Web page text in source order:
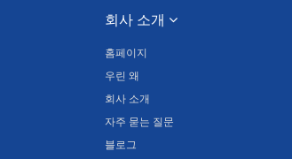
회사 소개
홈페이지
우린 왜
회사 소개
자주 묻는 질문
블로그